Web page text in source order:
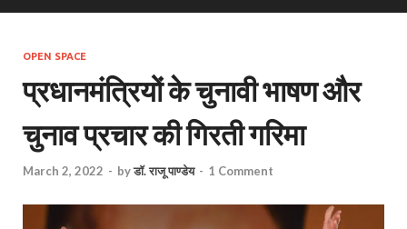
OPEN SPACE
प्रधानमंत्रियों के चुनावी भाषण और
चुनाव प्रचार की गिरती गरिमा
March 2, 2022 - byडॉ. राजू पाण्डेय - 1 Comment